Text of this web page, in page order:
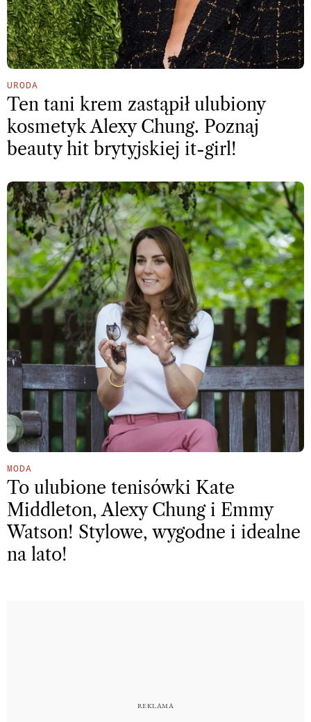
URODA
Ten tani krem zastąpił ulubiony
kosmetyk Alexy Chung. Poznaj
beauty hit brytyjskiej it-girl!
MODA
To ulubione tenisówki Kate
Middleton, Alexy Chung i Emmy
Watson! Stylowe, wygodne i idealne
na lato!